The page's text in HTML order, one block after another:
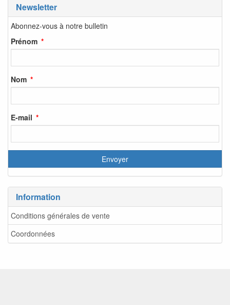
Newsletter
Abonnez-vous à notre bulletin
Prénom
Nom
E-mail
Information
Conditions générales de vente
Coordonnées